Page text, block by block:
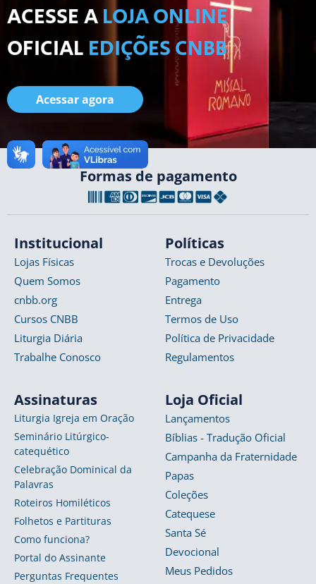
ACESSE ALOJA ONLINE
OFICIAL EDIÇÕES CNBB
Acessar agora
Formas de pagamento
Institucional
Lojas Físicas
Quem Somos
cnbb.org
Cursos CNBB
Liturgia Diária
Trabalhe Conosco
Políticas
Trocas e Devoluções
Pagamento
Entrega
Termos de Uso
Política de Privacidade
Regulamentos
Assinaturas
Liturgia Igreja em Oração
Seminário Litúrgico-
catequético
Celebração Dominical da
Palavras
Roteiros Homiléticos
Folhetos e Partituras
Como funciona?
Portal do Assinante
Perguntas Frequentes
Loja Oficial
Lançamentos
Bíblias - Tradução Oficial
Campanha da Fraternidade
Papas
Coleções
Catequese
Santa Sé
Devocional
Meus Pedidos